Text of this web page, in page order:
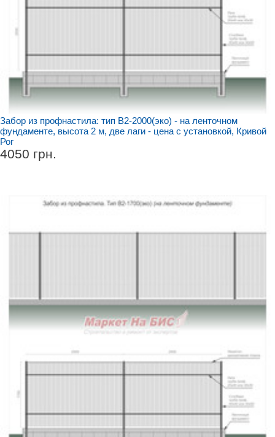
Забор из профнастила: тип В2-2000(эко) - на ленточном
фундаменте, высота 2 м, две лаги - цена с установкой, Кривой
Рог
4050 грн.